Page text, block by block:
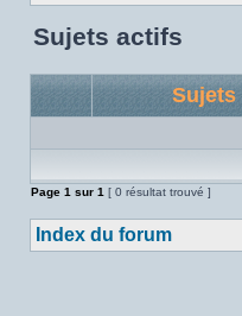
Sujets actifs
Sujets
Page 1 sur 1 [ 0 résultat trouvé ]
Index du forum